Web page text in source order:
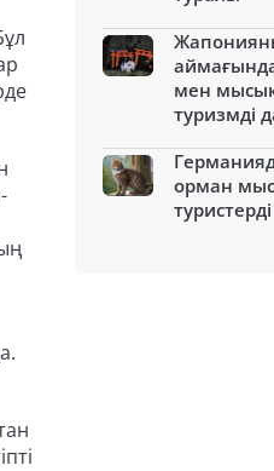
мен
туризмді
орман